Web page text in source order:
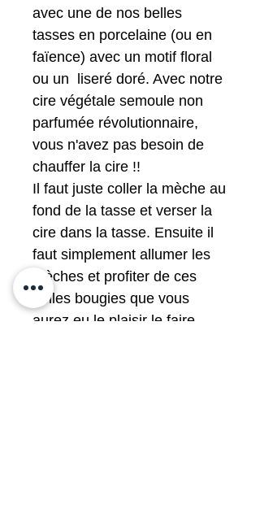
avec une de nos belles
tasses en porcelaine (ou en
faïence) avec un motif floral
ou un liseré doré. Avec notre
cire végétale semoule non
parfumée révolutionnaire,
vous n'avez pas besoin de
chauffer la cire !!
Il faut juste coller la mèche au
fond de la tasse et verser la
cire dans la tasse. Ensuite il
faut simplement allumer les
mèches et profiter de ces
belles bougies que vous
aurez eu le plaisir le faire